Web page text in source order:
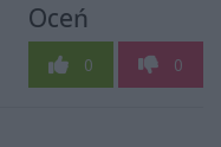
Oceń
0 0